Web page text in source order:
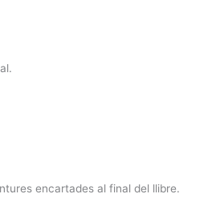
encartades al final del llibre.